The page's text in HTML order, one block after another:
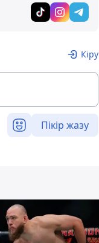
Кіру
Пікір жазу